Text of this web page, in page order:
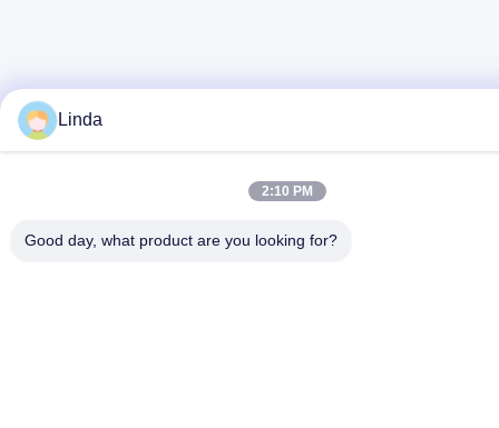
Linda
2:10 PM
Good day, what product are you looking for?